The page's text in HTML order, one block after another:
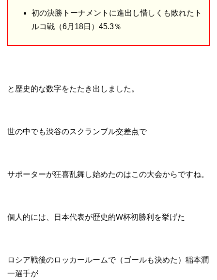
初の決勝トーナメントに進出し惜しくも敗れたト
ルコ戦（6月18日）45.3％
と歴史的な数字をたたき出しました。
世の中でも渋谷のスクランブル交差点で
サポーターが狂喜乱舞し始めたのはこの大会からですね。
個人的には、日本代表が歴史的W杯初勝利を挙げた
ロシア戦後のロッカールームで（ゴールも決めた）稲本潤
一選手が